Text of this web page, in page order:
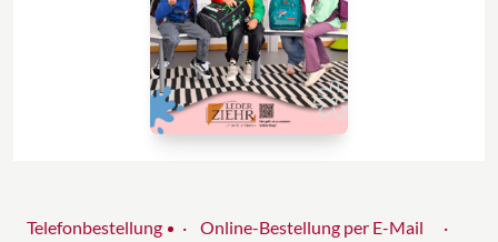
Telefonbestellung
Online-Bestellung per E-Mail